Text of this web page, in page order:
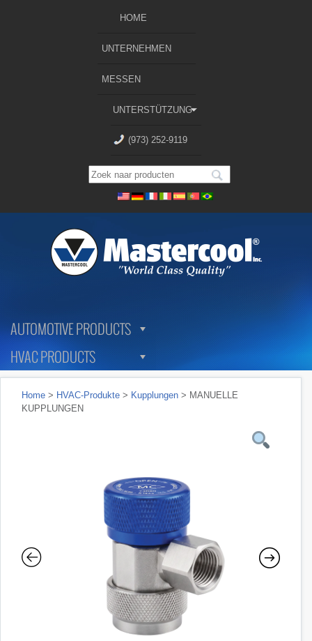
HOME
UNTERNEHMEN
MESSEN
UNTERSTÜTZUNG
(973) 252-9119
AUTOMOTIVE PRODUCTS
HVAC PRODUCTS
Home > HVAC-Produkte > Kupplungen > MANUELLE
KUPPLUNGEN